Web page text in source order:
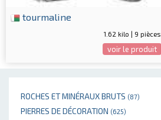
ROCHES ET MINÉRAUX BRUTS (87)
PIERRES DE DÉCORATION (625)
tourmaline
1.62 kilo | 9 pièces
voir le produit